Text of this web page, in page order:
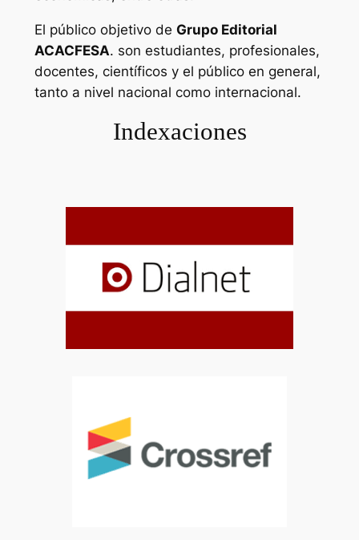
El público objetivo de Grupo Editorial
ACACFESA. son estudiantes, profesionales,
docentes, científicos y el público en general,
tanto a nivel nacional como internacional.
Indexaciones